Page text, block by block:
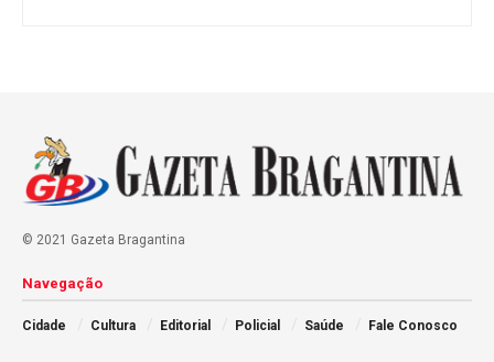
© 2021 Gazeta Bragantina
Navegação
Cidade Cultura Editorial Policial Saúde Fale Conosco